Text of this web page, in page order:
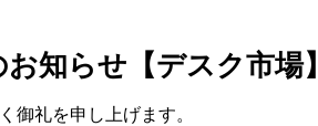
知らせ【デスク市場】
御礼を申し上げます。